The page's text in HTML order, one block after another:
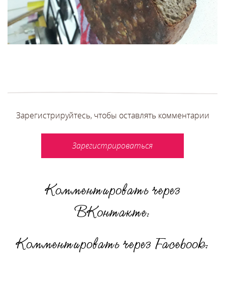
Зарегистрируйтесь, чтобы оставлять комментарии
Зарегистрироваться
Комментировать через
ВКонтакте:
Комментировать через Facebook: